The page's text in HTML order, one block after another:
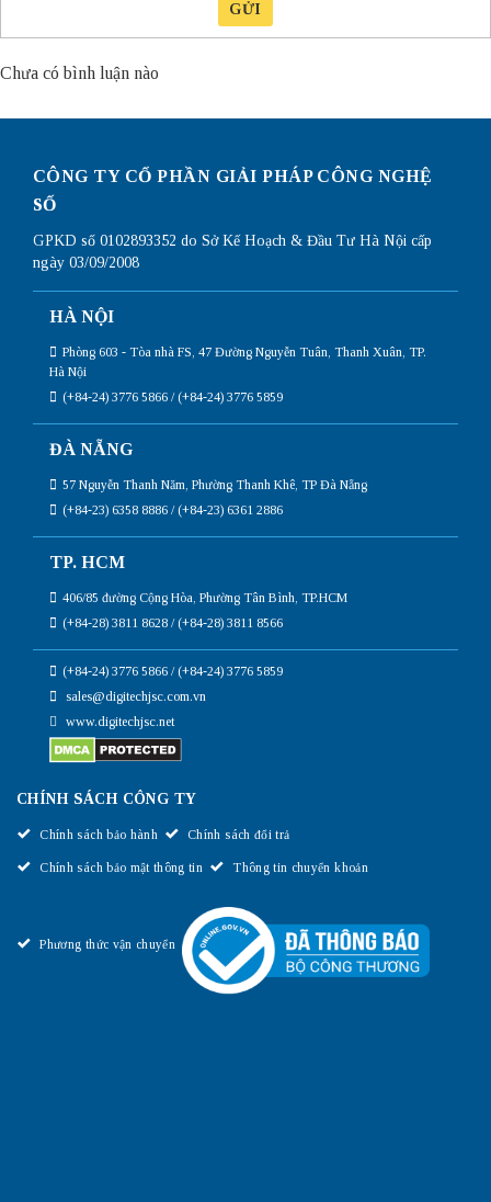
GỬI
Chưa có bình luận nào
CÔNG TY CỔ PHẦN GIẢI PHÁP CÔNG NGHỆ
SỐ
GPKD số 0102893352 do Sở Kế Hoạch & Đầu Tư Hà Nội cấp
ngày 03/09/2008
HÀ NỘI
Phòng 603 - Tòa nhà FS, 47 Đường Nguyễn Tuân, Thanh Xuân, TP.
Hà Nội
(+84-24) 3776 5866 / (+84-24) 3776 5859
ĐÀ NẴNG
57 Nguyễn Thanh Năm, Phường Thanh Khê, TP Đà Nẵng
(+84-23) 6358 8886 / (+84-23) 6361 2886
TP. HCM
406/85 đường Cộng Hòa, Phường Tân Bình, TP.HCM
(+84-28) 3811 8628 / (+84-28) 3811 8566
(+84-24) 3776 5866 / (+84-24) 3776 5859
sales@digitechjsc.com.vn
www.digitechjsc.net
CHÍNH SÁCH CÔNG TY
Chính sách bảo hành Chính sách đổi trả
Chính sách bảo mật thông tin Thông tin chuyển khoản
Phương thức vận chuyển